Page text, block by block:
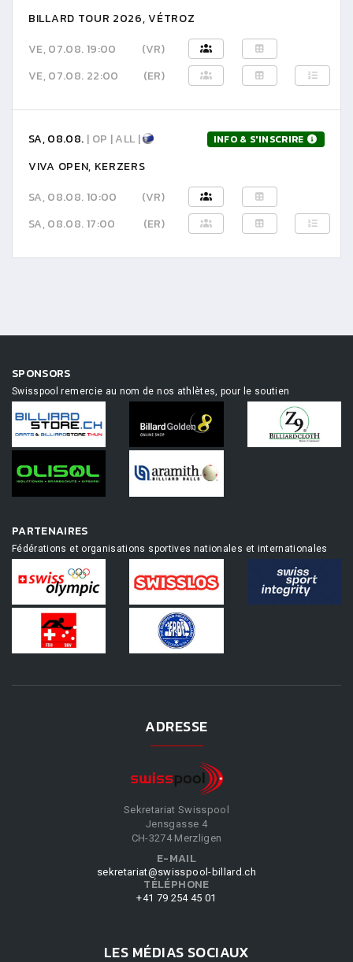
BILLARD TOUR 2026, VÉTROZ
VE, 07.08. 19:00
(VR)
VE, 07.08. 22:00
(ER)
SA, 08.08. | OP | ALL | INFO & S'INSCRIRE
VIVA OPEN, KERZERS
SA, 08.08. 10:00
(VR)
SA, 08.08. 17:00
(ER)
SPONSORS
Swisspool remercie au nom de nos athlètes, pour le soutien
PARTENAIRES
Fédérations et organisations sportives nationales et internationales
ADRESSE
Sekretariat Swisspool
Jensgasse 4
CH-3274 Merzligen
E-MAIL
sekretariat@swisspool-billard.ch
TÉLÉPHONE
+41 79 254 45 01
LES MÉDIAS SOCIAUX